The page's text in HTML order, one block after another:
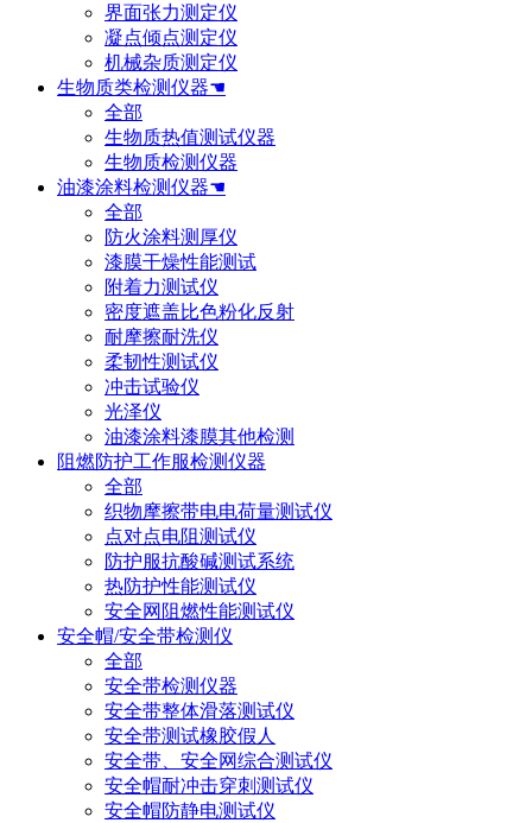
界面张力测定仪
凝点倾点测定仪
机械杂质测定仪
生物质类检测仪器☚
全部
生物质热值测试仪器
生物质检测仪器
油漆涂料检测仪器☚
全部
防火涂料测厚仪
漆膜干燥性能测试
附着力测试仪
密度遮盖比色粉化反射
耐摩擦耐洗仪
柔韧性测试仪
冲击试验仪
光泽仪
油漆涂料漆膜其他检测
阻燃防护工作服检测仪器
全部
织物摩擦带电电荷量测试仪
点对点电阻测试仪
防护服抗酸碱测试系统
热防护性能测试仪
安全网阻燃性能测试仪
安全帽/安全带检测仪
全部
安全带检测仪器
安全带整体滑落测试仪
安全带测试橡胶假人
安全带、安全网综合测试仪
安全帽耐冲击穿刺测试仪
安全帽防静电测试仪